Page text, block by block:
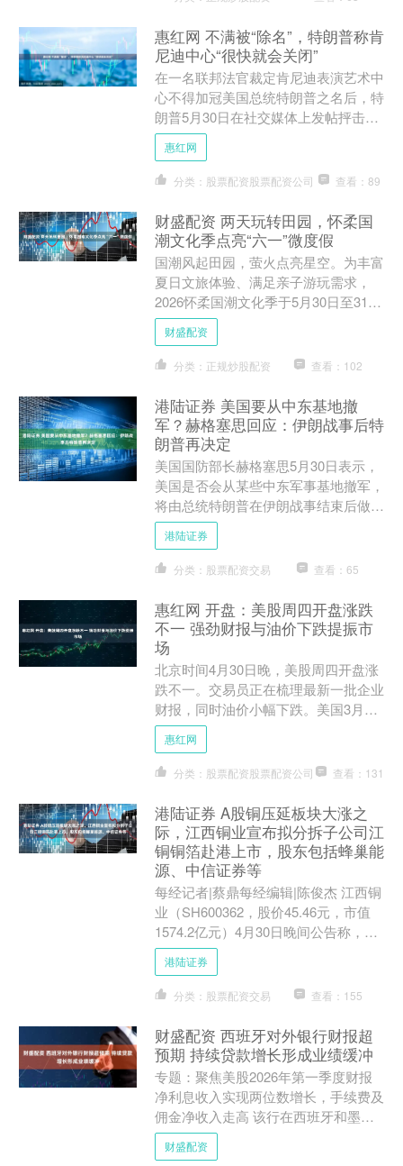
惠红网 不满被“除名”，特朗普称肯
尼迪中心“很快就会关闭”
在一名联邦法官裁定肯尼迪表演艺术中
心不得加冠美国总统特朗普之名后，特
朗普5月30日在社交媒体上发帖抨击当
事法官对他“不公正”，称肯尼迪中心“很
快就会关闭，或许永....
惠红网
分类：股票配资股票配资公司 查看：89
财盛配资 两天玩转田园，怀柔国
潮文化季点亮“六一”微度假
国潮风起田园，萤火点亮星空。为丰富
夏日文旅体验、满足亲子游玩需求，
2026怀柔国潮文化季于5月30日至31日
在中国科学院大学博士农场（郭家坞基
地）推出博士农场萤....
财盛配资
分类：正规炒股配资 查看：102
港陆证券 美国要从中东基地撤
军？赫格塞思回应：伊朗战事后特
朗普再决定
美国国防部长赫格塞思5月30日表示，
美国是否会从某些中东军事基地撤军，
将由总统特朗普在伊朗战事结束后做出
决定。 您的浏览器不支持视频播放 内
容为转载 赫格塞思在....
港陆证券
分类：股票配资交易 查看：65
惠红网 开盘：美股周四开盘涨跌
不一 强劲财报与油价下跌提振市
场
北京时间4月30日晚，美股周四开盘涨
跌不一。交易员正在梳理最新一批企业
财报，同时油价小幅下跌。美国3月核
心通胀率升至3.2%，一季度GDP增长
2%。 道指跌30....
惠红网
分类：股票配资股票配资公司 查看：131
港陆证券 A股铜压延板块大涨之
际，江西铜业宣布拟分拆子公司江
铜铜箔赴港上市，股东包括蜂巢能
源、中信证券等
每经记者|蔡鼎每经编辑|陈俊杰 江西铜
业（SH600362，股价45.46元，市值
1574.2亿元）4月30日晚间公告称，为
进一步优化其产业布局、拓宽融资渠
道，....
港陆证券
分类：股票配资交易 查看：155
财盛配资 西班牙对外银行财报超
预期 持续贷款增长形成业绩缓冲
专题：聚焦美股2026年第一季度财报
净利息收入实现两位数增长，手续费及
佣金净收入走高 该行在西班牙和墨西
哥市场均实现贷款规模增长。 西班牙
对外银行（BBVA）....
财盛配资